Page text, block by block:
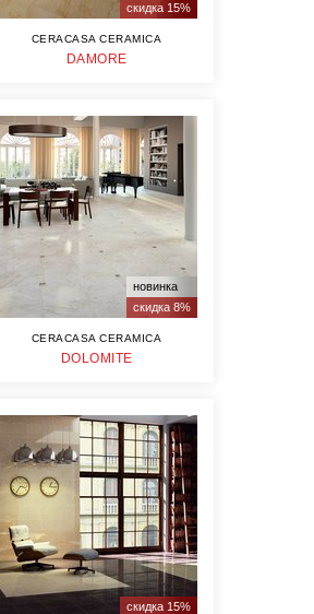
скидка 15%
CERACASA CERAMICA
DAMORE
новинка
скидка 8%
CERACASA CERAMICA
DOLOMITE
скидка 15%